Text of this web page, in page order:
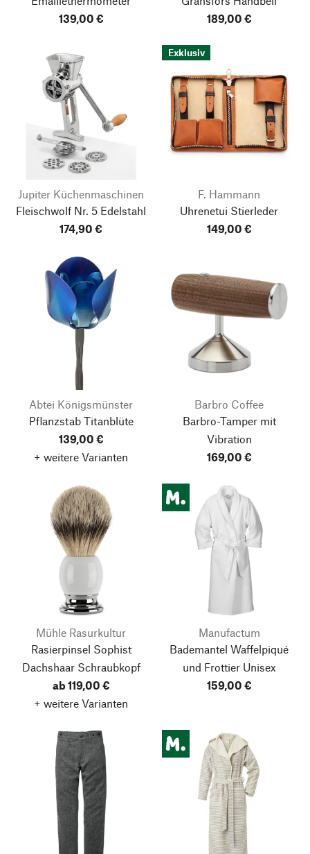
139,00 €
189,00 €
Jupiter Küchenmaschinen
Fleischwolf Nr. 5 Edelstahl
174,90 €
Exklusiv
F. Hammann
Uhrenetui Stierleder
149,00 €
Abtei Königsmünster
Pflanzstab Titanblüte
139,00 €
+ weitere Varianten
Barbro Coffee
Barbro-Tamper mit
Vibration
169,00 €
Mühle Rasurkultur
Rasierpinsel Sophist
Dachshaar Schraubkopf
ab 119,00 €
+ weitere Varianten
Manufactum
Bademantel Waffelpiqué
und Frottier Unisex
159,00 €